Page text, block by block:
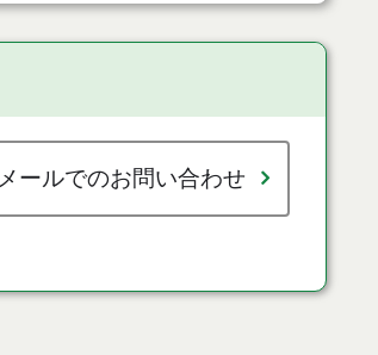
メールでのお問い合わせ